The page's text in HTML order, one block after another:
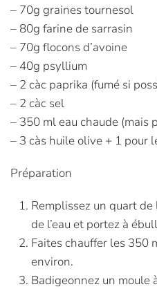
– 70g graines tournesol
– 80g farine de sarrasin
– 70g flocons d’avoine
– 40g psyllium
– 2 càc paprika (fumé si
– 2 càc sel
– 350 ml eau chaude (mais
– 3 càs huile olive + 1 pour
Préparation
Remplissez un quart
de l’eau et portez à
Faites chauffer les 350
environ.
Badigeonnez un moule